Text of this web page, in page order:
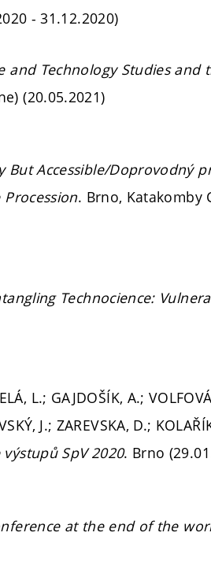
- 31.12.2020)
and Technology Studies
(20.05.2021)
But Accessible/Doprovodný
Procession. Brno, Katakomby
Technocience:
L.; GAJDOŠÍK, A.;
J.; ZAREVSKA, D.;
SpV 2020. Brno
at the end of the